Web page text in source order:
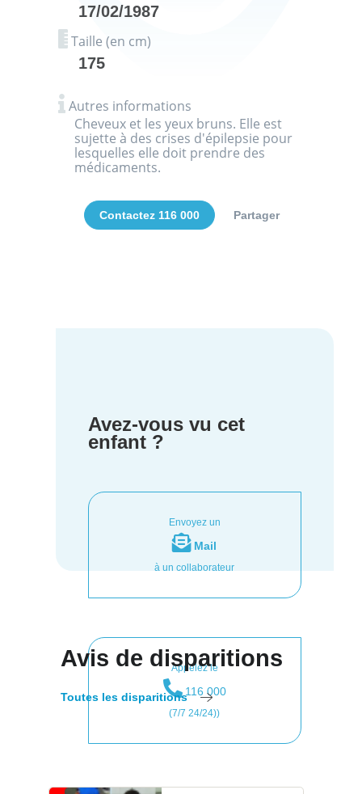
17/02/1987
Taille (en cm)
175
Autres informations
Cheveux et les yeux bruns. Elle est
sujette à des crises d'épilepsie pour
lesquelles elle doit prendre des
médicaments.
Contactez 116 000 Partager
Avez-vous vu cet
enfant ?
Envoyez un
Mail
à un collaborateur
Appelez le
116 000
(7/7 24/24))
Avis de disparitions
Toutes les disparitions